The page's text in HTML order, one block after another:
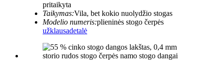
pritaikyta
Taikymas:Vila, bet kokio nuolydžio stogas
Modelio numeris:plieninės stogo čerpės
užklausadetalė